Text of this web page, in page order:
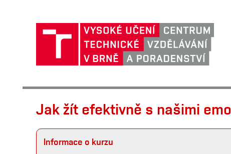
Jak žít efektivně s našimi
Informace o kurzu